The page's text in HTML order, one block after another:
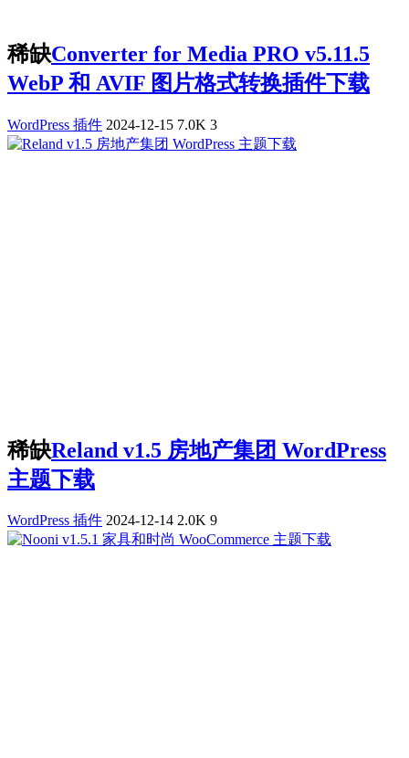
稀缺Converter for Media PRO v5.11.5
WebP 和 AVIF 图片格式转换插件下载
WordPress 插件 2024-12-15 7.0K 3
稀缺Reland v1.5 房地产集团 WordPress
主题下载
WordPress 插件 2024-12-14 2.0K 9